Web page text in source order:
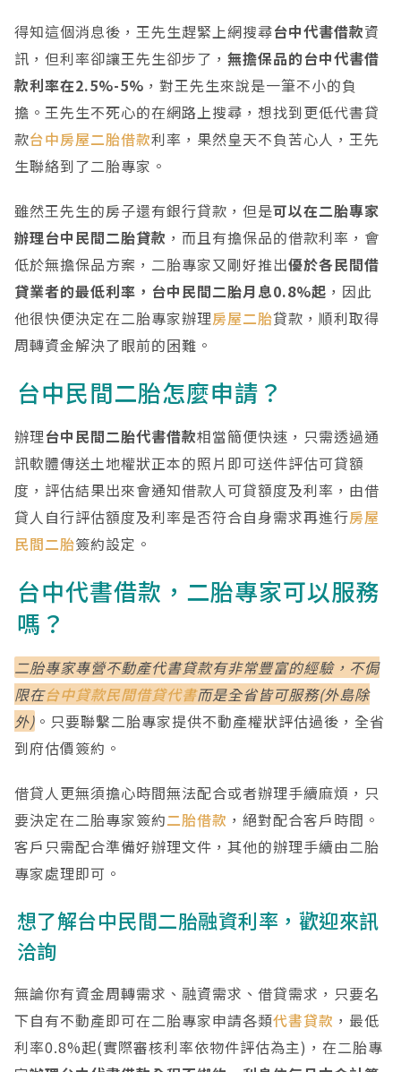
得知這個消息後，王先生趕緊上網搜尋台中代書借款資
訊，但利率卻讓王先生卻步了， 無擔保品的台中代書借
款利率在2.5%-5% ，對王先生來說是一筆不小的負
擔。王先生不死心的在網路上搜尋，想找到更低代書貸
款台中房屋二胎借款利率，果然皇天不負苦心人，王先
生聯絡到了二胎專家。
雖然王先生的房子還有銀行貸款，但是可以在二胎專家
辦理台中民間二胎貸款 ，而且有擔保品的借款利率，會
低於無擔保品方案，二胎專家又剛好推出優於各民間借
貸業者的最低利率，台中民間二胎月息0.8%起 ，因此
他很快便決定在二胎專家辦理房屋二胎貸款，順利取得
周轉資金解決了眼前的困難。
台中民間二胎怎麼申請？
辦理台中民間二胎代書借款相當簡便快速，只需透過通
訊軟體傳送土地權狀正本的照片即可送件評估可貸額
度，評估結果出來會通知借款人可貸額度及利率，由借
貸人自行評估額度及利率是否符合自身需求再進行房屋
民間二胎簽約設定。
台中代書借款，二胎專家可以服務
嗎？
二胎專家專營不動產代書貸款有非常豐富的經驗，不侷
限在台中貸款民間借貸代書而是全省皆可服務(外島除
外) 。只要聯繫二胎專家提供不動產權狀評估過後，全省
到府估價簽約。
借貸人更無須擔心時間無法配合或者辦理手續麻煩，只
要決定在二胎專家簽約二胎借款 ，絕對配合客戶時間。
客戶只需配合準備好辦理文件，其他的辦理手續由二胎
專家處理即可。
想了解台中民間二胎融資利率，歡迎來訊
洽詢
無論你有資金周轉需求、融資需求、借貸需求，只要名
下自有不動產即可在二胎專家申請各類代書貸款 ，最低
利率0.8%起(實際審核利率依物件評估為主)，在二胎專